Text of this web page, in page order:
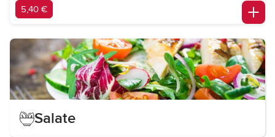
5,40 €
Salate